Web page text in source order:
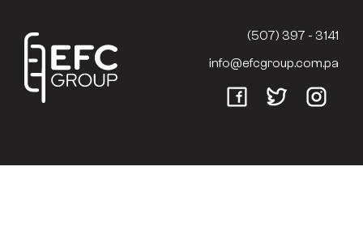
(507) 397 - 3141
info@efcgroup.com.pa